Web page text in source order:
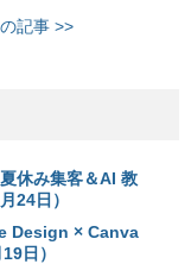
記事 >>
休み集客＆AI 教
24日）
Design × Canva
日）